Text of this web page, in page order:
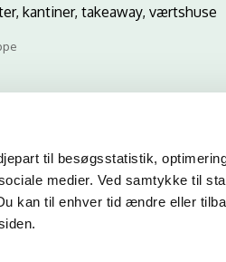
til besøgsstatistik,
medier. Ved samtykke til
kan til enhver tid ændre eller
kantiner, takeaway, værtshuse
at indsætte på virksomhedens